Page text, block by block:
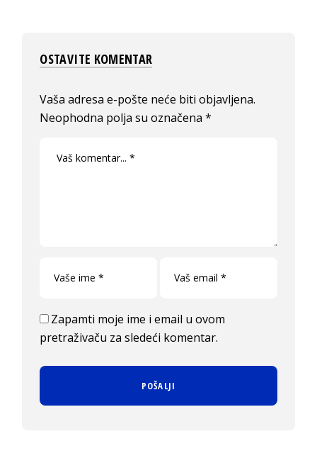
OSTAVITE KOMENTAR
Vaša adresa e-pošte neće biti objavljena.
Neophodna polja su označena*
Zapamti moje ime i email u ovom
pretraživaču za sledeći komentar.